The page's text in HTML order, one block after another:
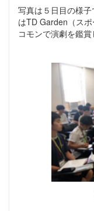
写真は５日目の様
はTD Garden（ス
コモンで演劇を鑑賞